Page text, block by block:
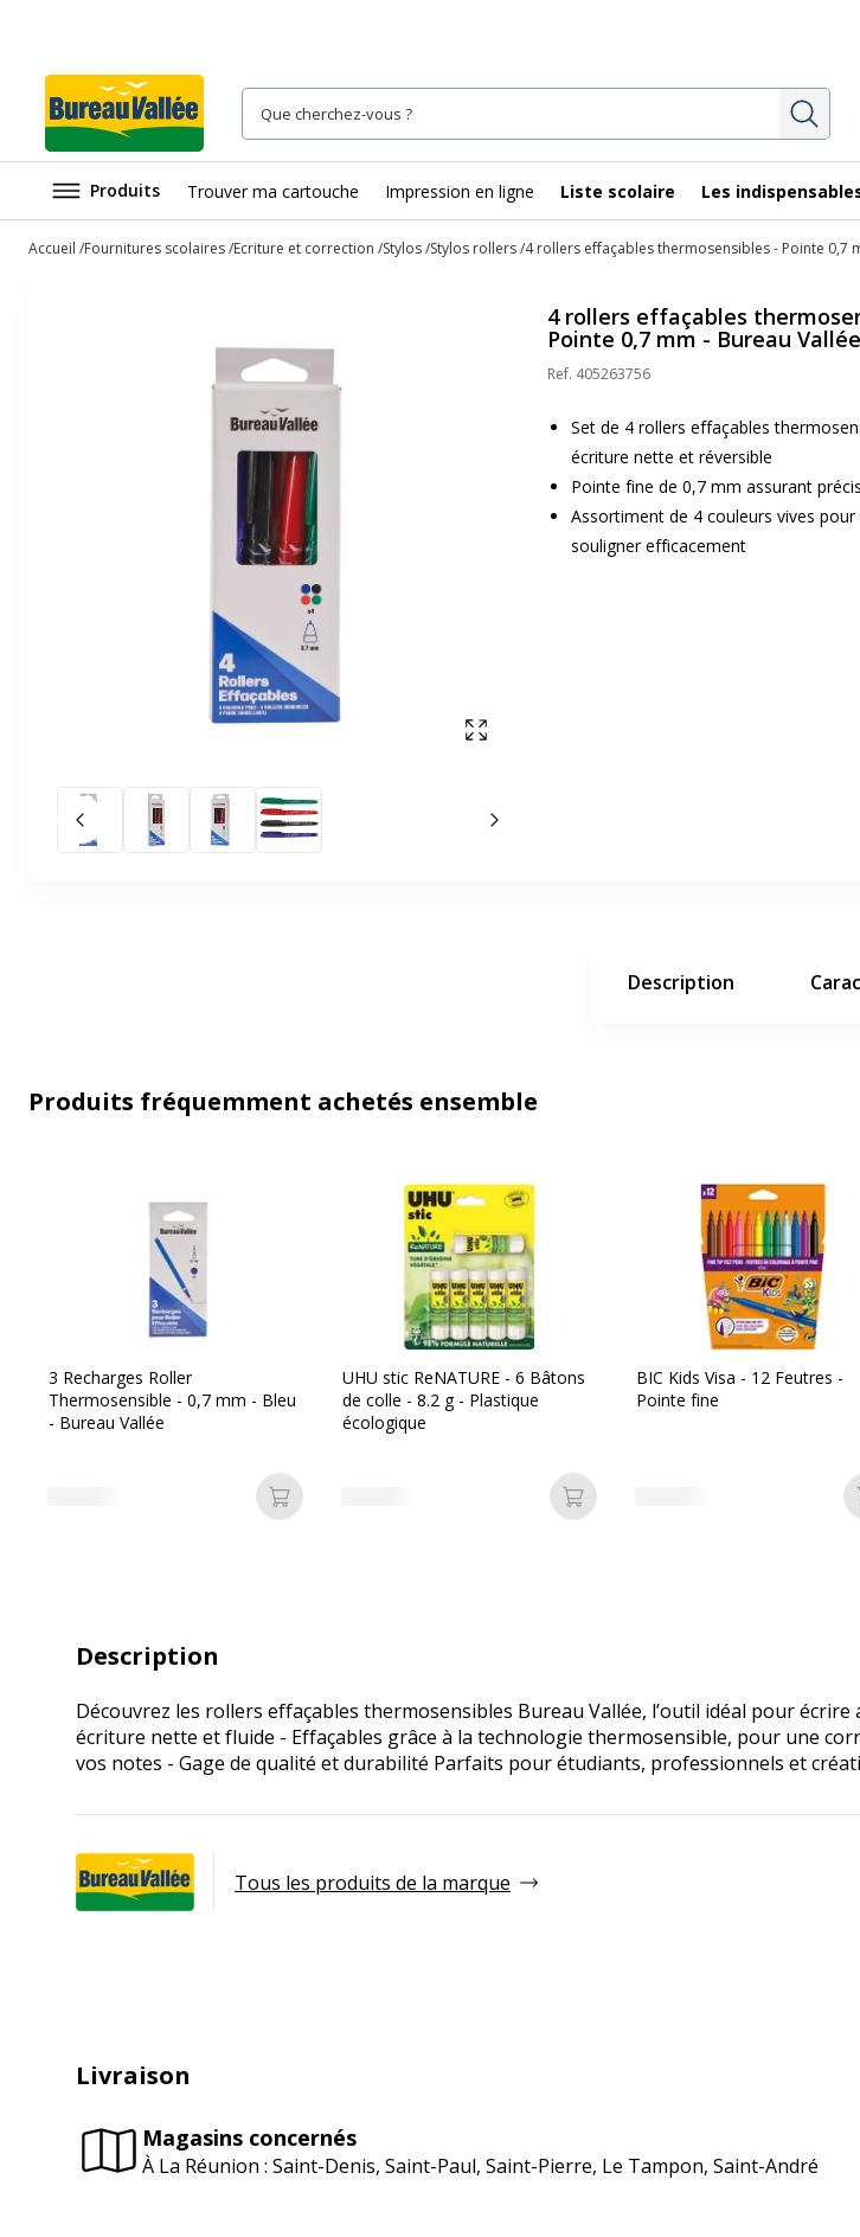
Produits Trouver ma cartouche Impression en ligne Liste scolaire Les
Accueil Fournitures scolaires Ecriture et correction Stylos Stylos rollers 4 rollers effaçables thermosensibles - Pointe 0,7
Afficher en plein écran
Slide précédent Slide suivant
4 rollers effaçables
Pointe 0,7 mm - Bureau Vallée
Ref. 405263756
Set de 4 rollers effaçables
écriture nette et réversible
Pointe fine de 0,7 mm assurant
Assortiment de 4 couleurs vives
souligner efficacement
Description
Produits fréquemment achetés ensemble
3 Recharges Roller
Thermosensible - 0,7 mm - Bleu
- Bureau Vallée
Ajouter au panier
UHU stic ReNATURE - 6 Bâtons
de colle - 8.2 g - Plastique
écologique
Ajouter au panier
BIC Kids Visa - 12 Feutres -
Pointe fine
Description
Découvrez les rollers effaçables thermosensibles Bureau Vallée, l’outil idéal pour
écriture nette et fluide - Effaçables grâce à la technologie thermosensible, pour une
vos notes - Gage de qualité et durabilité Parfaits pour étudiants, professionnels et
Tous les produits de la marque
Livraison
Magasins concernés
À La Réunion : Saint-Denis, Saint-Paul, Saint-Pierre, Le Tampon, Saint-André